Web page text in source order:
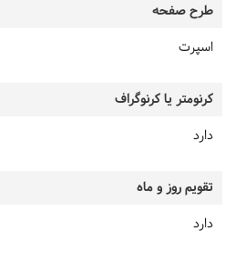
طرح صفحه
اسپرت
کرنومتر یا کرنوگراف
دارد
تقویم روز و ماه
دارد